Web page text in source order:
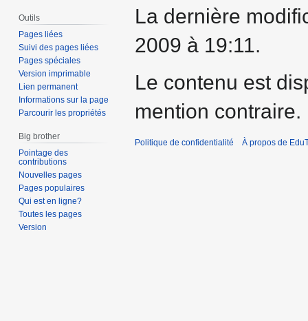
Outils
Pages liées
Suivi des pages liées
Pages spéciales
Version imprimable
Lien permanent
Informations sur la page
Parcourir les propriétés
Big brother
Pointage des
contributions
Nouvelles pages
Pages populaires
Qui est en ligne?
Toutes les pages
Version
La dernière
2009 à 19:11.
Le contenu est
mention contraire.
Politique de confidentialité À propos de